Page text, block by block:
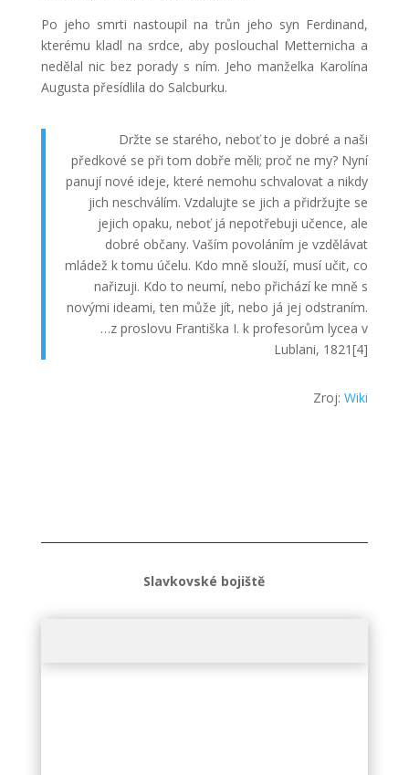
Po jeho smrti nastoupil na trůn jeho syn Ferdinand,
kterému kladl na srdce, aby poslouchal Metternicha a
nedělal nic bez porady s ním. Jeho manželka Karolína
Augusta přesídlila do Salcburku.
Držte se starého, neboť to je dobré a naši
předkové se při tom dobře měli; proč ne my? Nyní
panují nové ideje, které nemohu schvalovat a nikdy
jich neschválím. Vzdalujte se jich a přidržujte se
jejich opaku, neboť já nepotřebuji učence, ale
dobré občany. Vaším povoláním je vzdělávat
mládež k tomu účelu. Kdo mně slouží, musí učit, co
nařizuji. Kdo to neumí, nebo přichází ke mně s
novými ideami, ten může jít, nebo já jej odstraním.
…z proslovu Františka I. k profesorům lycea v
Lublani, 1821[4]
Zroj:Wiki
Slavkovské bojiště